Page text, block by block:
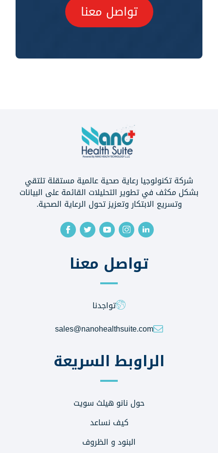
تواصل معنا
شركة تكنولوجيا رعاية صحية عالمية مستقلة تلتقي
بشكل مكثف في تطوير التحليلات القائمة على البيانات
وتسريع الابتكار وتعزيز تحول الرعاية الصحية.
تواصل معنا
تواجدنا
sales@nanohealthsuite.com
الراوبط السريعة
حول نانو هيلث سويت
كيف نساعد
البنود و الظروف